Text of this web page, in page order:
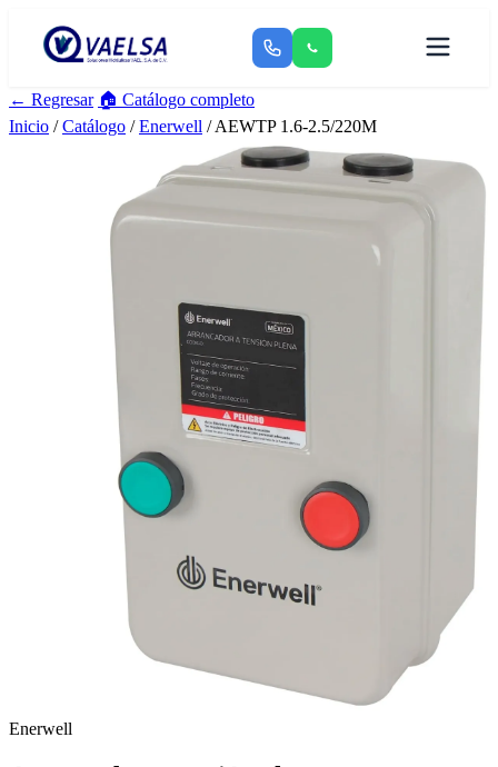
← Regresar 🏠 Catálogo completo
Inicio /Catálogo /Enerwell / AEWTP 1.6-2.5/220M
Enerwell